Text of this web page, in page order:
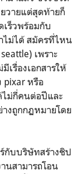
วายแต่สุดท้ายก็
เร็วพร้อมกับ
ไม่ได้ สมัครที่ไหน
เพราะ
เรื่องเอกสารให้
pixar หรือ
ไม่กี่คนต่อปีและ
างถูกกฏหมายโดย
กับบริษัทสร้างชิป
นสามารถโอน